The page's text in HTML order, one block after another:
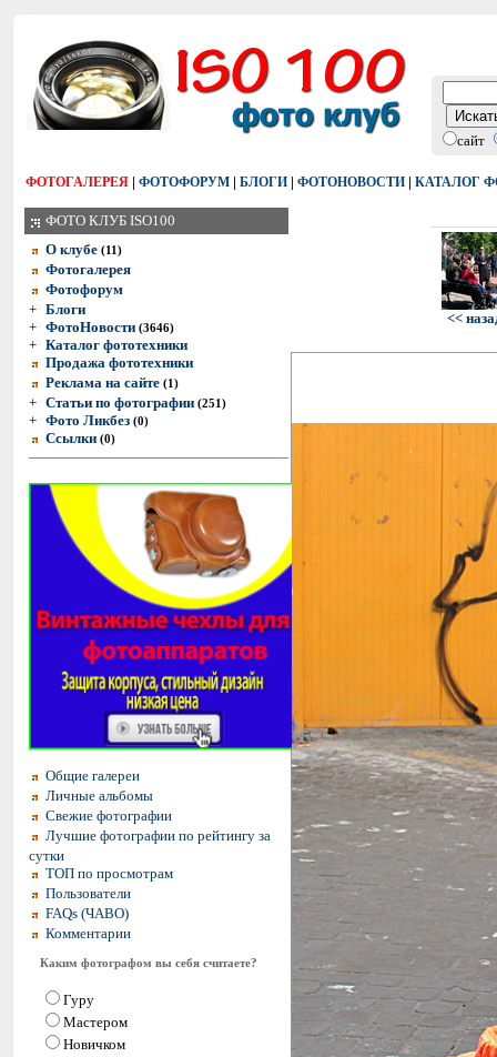
сайт
ФОТОГАЛЕРЕЯ | ФОТОФОРУМ | БЛОГИ | ФОТОНОВОСТИ | КАТАЛОГ
ФОТО КЛУБ ISO100
О клубе (11)
Фотогалерея
Фотофорум
+ Блоги
+ ФотоНовости (3646)
+ Каталог фототехники
Продажа фототехники
Реклама на сайте (1)
+ Статьи по фотографии (251)
+ Фото Ликбез (0)
Ссылки (0)
Общие галереи
Личные альбомы
Свежие фотографии
Лучшие фотографии по рейтингу за
сутки
ТОП по просмотрам
Пользователи
FAQs (ЧАВО)
Комментарии
Каким фотографом вы себя считаете?
Гуру
Мастером
Новичком
<<